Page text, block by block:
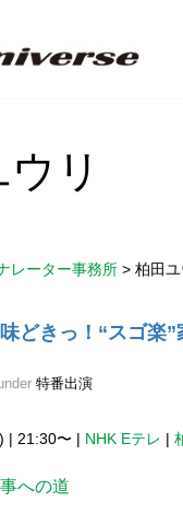
リ
レーター事務所 > 柏田ユ
どきっ！“スゴ楽”
特番出演
| 21:30〜 | NHK Eテレ |
への道